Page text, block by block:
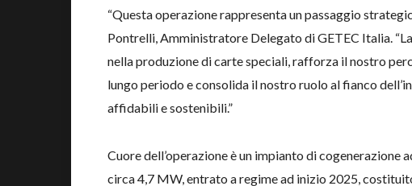
“Questa operazione rappresenta un passaggio
Pontrelli, Amministratore Delegato di GETEC Italia.
nella produzione di carte speciali, rafforza il nostro
lungo periodo e consolida il nostro ruolo al fianco
affidabili e sostenibili.”
Cuore dell’operazione è un impianto di
circa 4,7 MW, entrato a regime ad inizio 2025,